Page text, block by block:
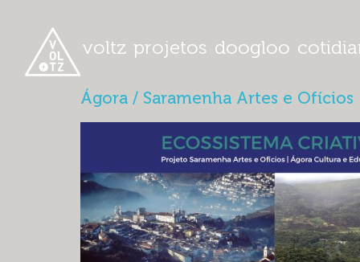
voltz projetos doogloo
Ágora / Saramenha Artes e Ofícios